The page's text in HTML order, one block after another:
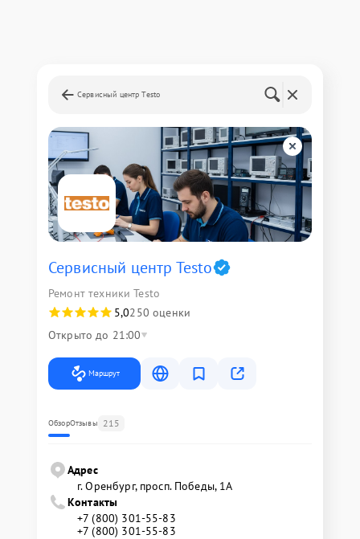
Сервисный центр Testo
Сервисный центр Testo
Ремонт техники Testo
5,0250 оценки
Открыто до 21:00
Маршрут
ОбзорОтзывы 215
Адрес
г. Оренбург, просп. Победы, 1А
Контакты
+7 (800) 301-55-83
+7 (800) 301-55-83